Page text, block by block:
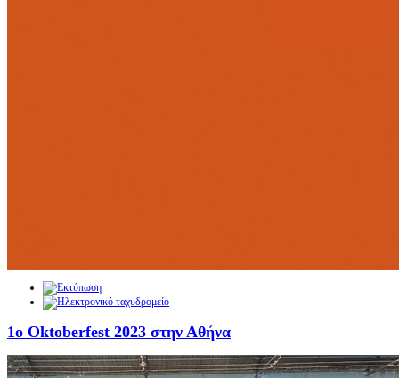
1ο Oktoberfest 2023 στην Αθήνα